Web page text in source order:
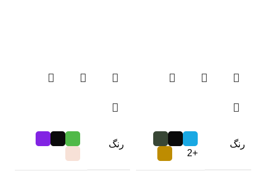
رنگ
+2
رنگ